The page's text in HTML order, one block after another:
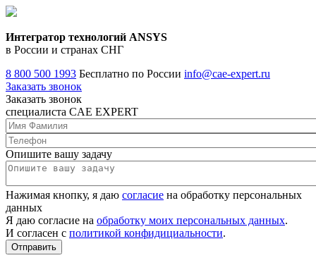
Интегратор технологий ANSYS
в России и странах СНГ
8 800 500 1993 Бесплатно по России info@cae-expert.ru
Заказать звонок
Заказать звонок
специалиста CAE EXPERT
Опишите вашу задачу
Нажимая кнопку, я даю согласие на обработку персональных
данных
Я даю согласие на обработку моих персональных данных.
И согласен с политикой конфидициальности.